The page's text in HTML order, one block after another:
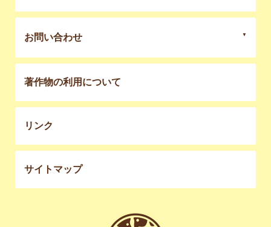
お問い合わせ
著作物の利用について
リンク
サイトマップ